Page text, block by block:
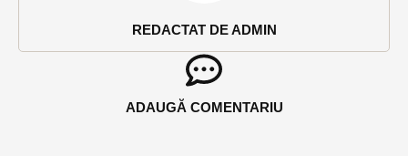
REDACTAT DE ADMIN
ADAUGĂ COMENTARIU